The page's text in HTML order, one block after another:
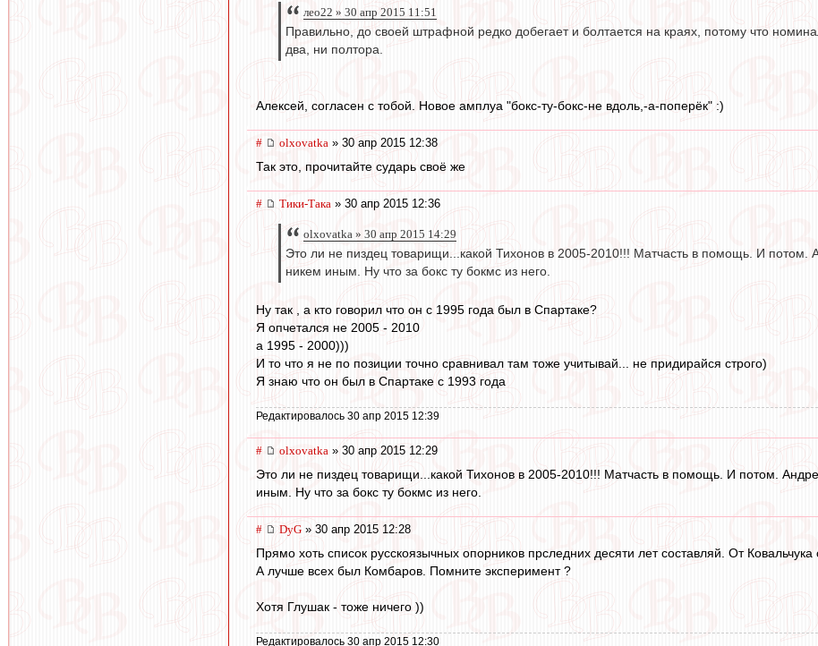
лео22 » 30 апр 2015 11:51
Правильно, до своей штрафной редко добегает и болтается на краях, потому что
два, ни полтора.
Алексей, согласен с тобой. Новое амплуа "бокс-ту-бокс-не вдоль,-а-поперёк" :)
# olxovatka » 30 апр 2015 12:38
Так это, прочитайте сударь своё же
# Тики-Така » 30 апр 2015 12:36
olxovatka » 30 апр 2015 14:29
Это ли не пиздец товарищи...какой Тихонов в 2005-2010!!! Матчасть в помощь. И
никем иным. Ну что за бокс ту бокмс из него.
Ну так , а кто говорил что он с 1995 года был в Спартаке?
Я опчетался не 2005 - 2010
а 1995 - 2000)))
И то что я не по позиции точно сравнивал там тоже учитывай... не придирайся строго)
Я знаю что он был в Спартаке с 1993 года
Редактировалось 30 апр 2015 12:39
# olxovatka » 30 апр 2015 12:29
Это ли не пиздец товарищи...какой Тихонов в 2005-2010!!! Матчасть в помощь. И потом.
иным. Ну что за бокс ту бокмс из него.
# DyG » 30 апр 2015 12:28
Прямо хоть список русскоязычных опорников прследних десяти лет составляй. От
А лучше всех был Комбаров. Помните эксперимент ?
Хотя Глушак - тоже ничего ))
Редактировалось 30 апр 2015 12:30